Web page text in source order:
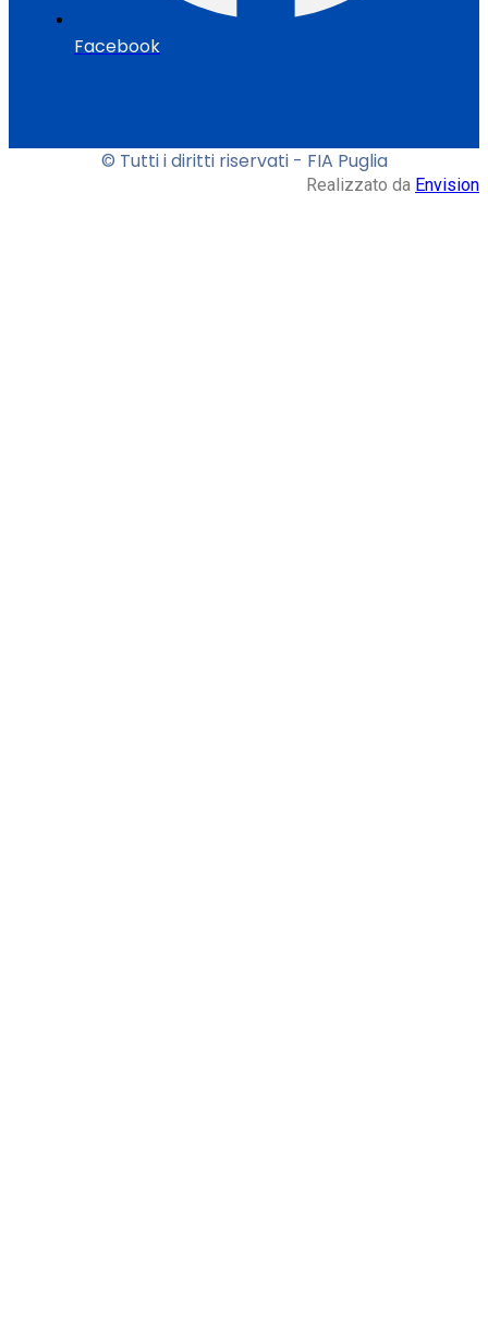
Facebook
© Tutti i diritti riservati - FIA Puglia
Realizzato da Envision